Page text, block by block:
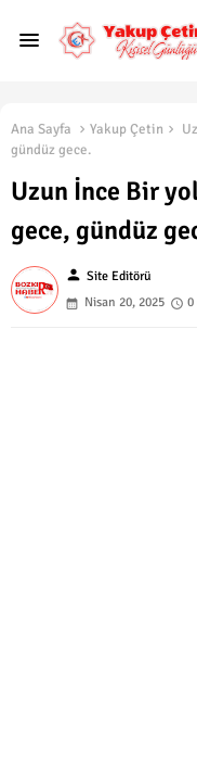
Ana Sayfa Yakup Çetin
gündüz gece.
Uzun İnce Bir
gece, gündüz
person Site Editörü
Nisan 20, 2025
0